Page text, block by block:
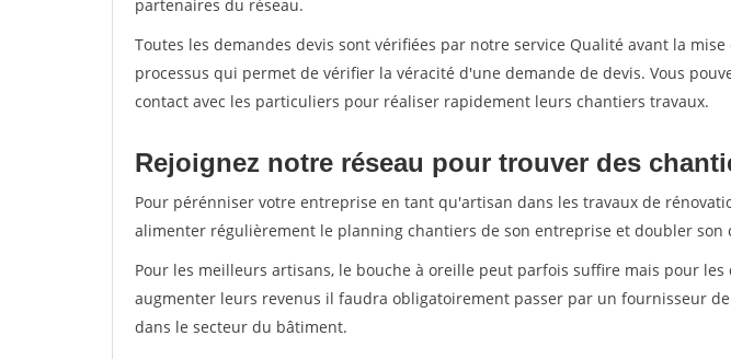
partenaires du réseau.
Toutes les demandes devis sont vérifiées par notre service Qualité avant la
processus qui permet de vérifier la véracité d'une demande de devis. Vous
contact avec les particuliers pour réaliser rapidement leurs chantiers travaux.
Rejoignez notre réseau pour trouver des
Pour pérénniser votre entreprise en tant qu'artisan dans les travaux de
alimenter régulièrement le planning chantiers de son entreprise et doubler son
Pour les meilleurs artisans, le bouche à oreille peut parfois suffire mais pour
augmenter leurs revenus il faudra obligatoirement passer par un fournisseur
dans le secteur du bâtiment.